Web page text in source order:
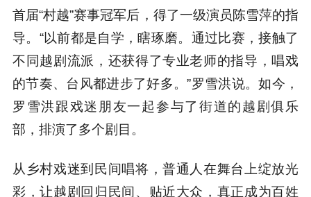
首届“村越”赛事冠军后，得了一级演员陈雪萍的指
导。“以前都是自学，瞎琢磨。通过比赛，接触了
不同越剧流派，还获得了专业老师的指导，唱戏
的节奏、台风都进步了好多。”罗雪洪说。如今，
罗雪洪跟戏迷朋友一起参与了街道的越剧俱乐
部，排演了多个剧目。
从乡村戏迷到民间唱将，普通人在舞台上绽放光
彩，让越剧回归民间、贴近大众，真正成为百姓